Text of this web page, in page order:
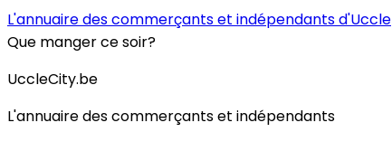
L'annuaire des commerçants et indépendants d'Uccle
Que manger ce soir?
UccleCity.be
L'annuaire des commerçants et indépendants